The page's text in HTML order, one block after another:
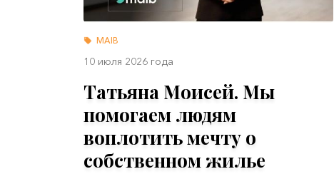
MAIB
10 июля 2026 года
Татьяна Моисей. Мы
помогаем людям
воплотить мечту о
собственном жилье